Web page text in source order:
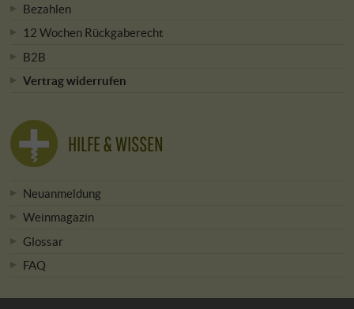
Bezahlen
12 Wochen Rückgaberecht
B2B
Vertrag widerrufen
HILFE & WISSEN
Neuanmeldung
Weinmagazin
Glossar
FAQ